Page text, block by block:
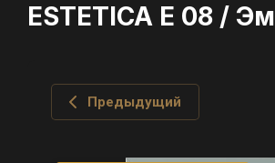
ESTETICA E 08 /
Предыдущий